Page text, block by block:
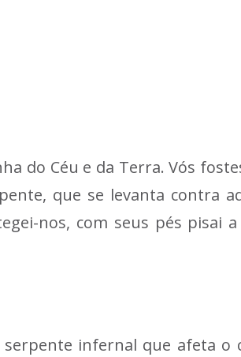
do Céu e da Terra. Vós
que se levanta contra
nos, com seus pés pisai a
serpente infernal que afeta o